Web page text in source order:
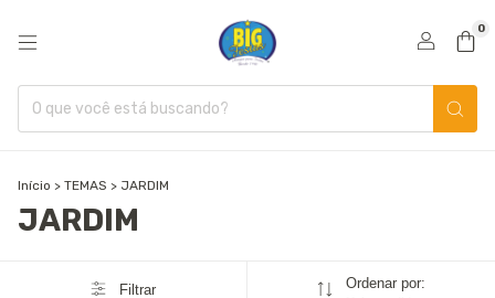
0
Início > TEMAS > JARDIM
JARDIM
Filtrar Ordenar por: